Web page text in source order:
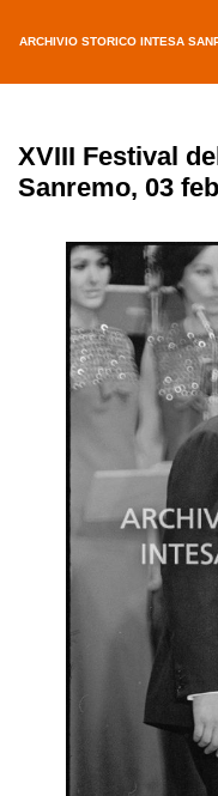
ARCHIVIO STORICO INTESA
XVIII Festival
Sanremo, 03